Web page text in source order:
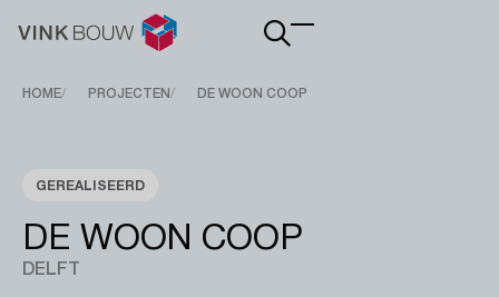
Main
Breadcrumb
HOME PROJECTEN DE WOON COOP
GEREALISEERD
DE WOON COOP
DELFT